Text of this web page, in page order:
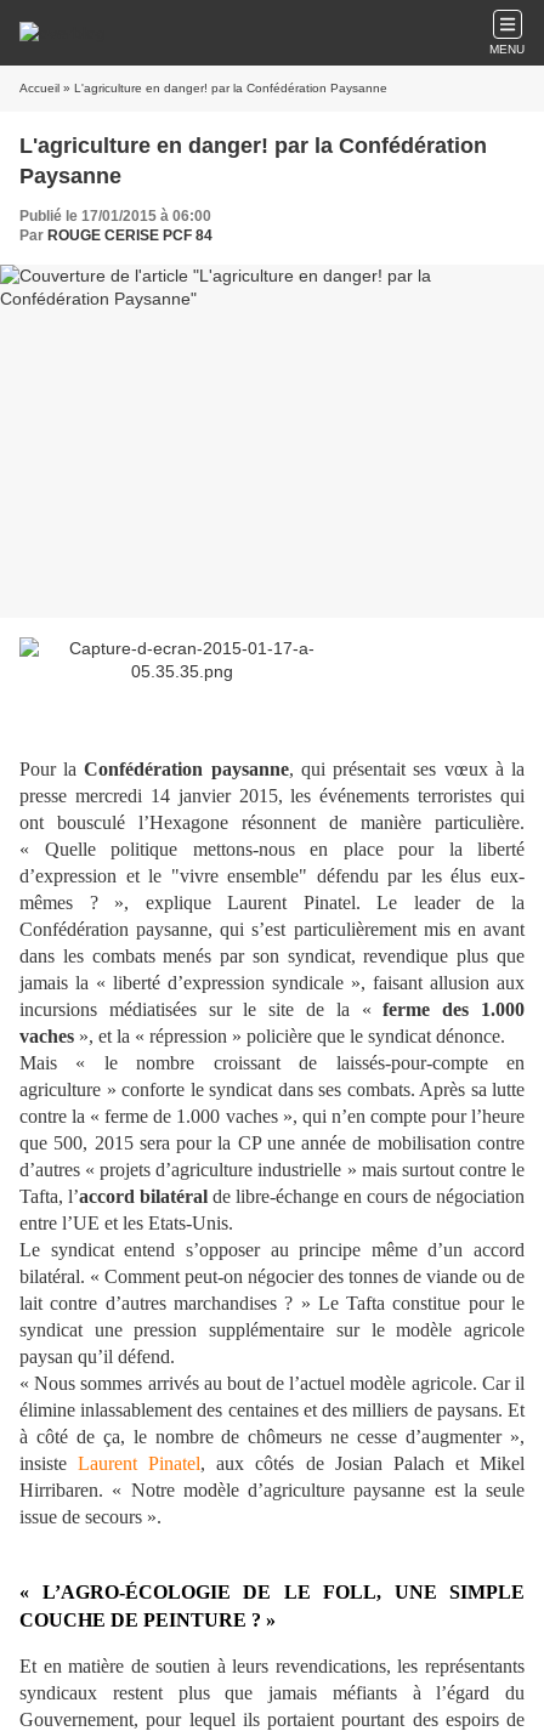
MENU
Accueil » L'agriculture en danger! par la Confédération Paysanne
L'agriculture en danger! par la Confédération
Paysanne
Publié le 17/01/2015 à 06:00
Par ROUGE CERISE PCF 84
Pour laConfédération paysanne, qui présentait ses vœux à la
presse mercredi 14 janvier 2015, les événements terroristes qui
ont bousculé l’Hexagone résonnent de manière particulière.
« Quelle politique mettons-nous en place pour la liberté
d’expression et le "vivre ensemble" défendu par les élus eux-
mêmes ? », explique Laurent Pinatel. Le leader de la
Confédération paysanne, qui s’est particulièrement mis en avant
dans les combats menés par son syndicat, revendique plus que
jamais la « liberté d’expression syndicale », faisant allusion aux
incursions médiatisées sur le site de la «ferme des 1.000
vaches », et la « répression » policière que le syndicat dénonce.
Mais « le nombre croissant de laissés-pour-compte en
agriculture » conforte le syndicat dans ses combats. Après sa lutte
contre la « ferme de 1.000 vaches », qui n’en compte pour l’heure
que 500, 2015 sera pour la CP une année de mobilisation contre
d’autres « projets d’agriculture industrielle » mais surtout contre le
Tafta, l’accord bilatéral de libre-échange en cours de négociation
entre l’UE et les Etats-Unis.
Le syndicat entend s’opposer au principe même d’un accord
bilatéral. « Comment peut-on négocier des tonnes de viande ou de
lait contre d’autres marchandises ? » Le Tafta constitue pour le
syndicat une pression supplémentaire sur le modèle agricole
paysan qu’il défend.
« Nous sommes arrivés au bout de l’actuel modèle agricole. Car il
élimine inlassablement des centaines et des milliers de paysans. Et
à côté de ça, le nombre de chômeurs ne cesse d’augmenter »,
insisteLaurent Pinatel, aux côtés de Josian Palach et Mikel
Hirribaren. « Notre modèle d’agriculture paysanne est la seule
issue de secours ».
« L’AGRO-ÉCOLOGIE DE LE FOLL, UNE SIMPLE
COUCHE DE PEINTURE ? »
Et en matière de soutien à leurs revendications, les représentants
syndicaux restent plus que jamais méfiants à l’égard du
Gouvernement, pour lequel ils portaient pourtant des espoirs de